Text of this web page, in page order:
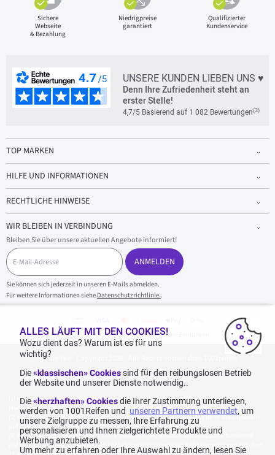
Sichere
Webseite
& Bezahlung
Niedrigpreise
garantiert
Qualifizierter
Kundenservice
UNSERE KUNDEN LIEBEN UNS ♥
Denn Ihre Zufriedenheit steht an
erster Stelle!
4,7/5 Basierend auf 1 082 Bewertungen(3)
TOP MARKEN
HILFE UND INFORMATIONEN
RECHTLICHE HINWEISE
WIR BLEIBEN IN VERBINDUNG
Bleiben Sie über unsere aktuellen Angebote informiert!
E
-
M
a
i
l
ANMELDEN
Sie können sich jederzeit in unseren E-Mails abmelden.
Für weitere Informationen siehe Datenschutzrichtlinie..
100 % sicherer Einkauf und sichere Zahlungen
1001reifen - Copyright 2026 - Alle Rechte vorbehalten 1001reifen
Kostenlose Lieferung: für jeden Einkauf mit einem Betrag von 70€ oder mehr (inkl.
MwSt.) (unter 70€ betragen die Versandkosten 7,90€ inkl. MwSt.).
Katalogpreise des Herstellers sind nicht rabattierbar. Dies spiegelt nicht die allgemein
auf dieser Webseite angegebenen Preise wider.
Aggregierte Bewertungen von Echte Bewertungen, erhoben am 23.02.2026, basierend
auf 939 Bewertungen in den letzten 12 Monaten und insgesamt 1.082 Bewertungen seit dem
ALLES LÄUFT MIT DEN COOKIES!
Wozu dient das? Warum ist es für uns
wichtig?
Die«klassischen» Cookiessind für den reibungslosen Betrieb
der Website und unserer Dienste notwendig..
Die«herzhaften» Cookies die Ihrer Zustimmung unterliegen,
werden von 1001Reifen und unseren Partnern verwendet, um
unsere Zielgruppe zu messen, Ihre Erfahrung zu
personalisieren und Ihnen zielgerichtete Produkte und
Werbung anzubieten.
Um mehr zu erfahren oder Ihre Auswahl zu ändern, lesen Sie